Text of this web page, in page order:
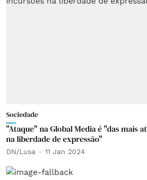
Sociedade
"Ataque" na Global Media é "das mais
na liberdade de expressão"
DN/Lusa 11 Jan 2024